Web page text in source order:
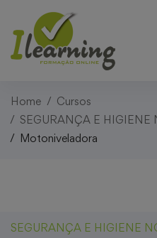
Home
Cursos
SEGURANÇA E HIGIENE
Motoniveladora
SEGURANÇA E HIGIENE